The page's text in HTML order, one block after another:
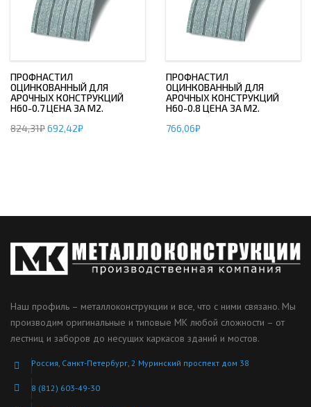
ПРОФНАСТИЛ
ОЦИНКОВАННЫЙ ДЛЯ
АРОЧНЫХ КОНСТРУКЦИЙ
Н60-0.7 ЦЕНА ЗА М2.
824,31₽692,42₽
ПРОФНАСТИЛ
ОЦИНКОВАННЫЙ ДЛЯ
АРОЧНЫХ КОНСТРУКЦИЙ
Н60-0.8 ЦЕНА ЗА М2.
766,06₽
Наш профиль – металлоконструкции и все, что с ними связано. Мы
производим оригинальные и типовые МК любой сложности – от
лестниц и заборов до несущих каркасов зданий и мостов.
Россия, Санкт-Петербург, 2 Муринский проспект дом 38
8 (812) 603-49-30